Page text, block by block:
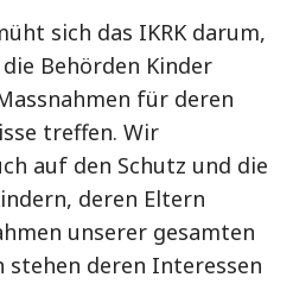
sich das IKRK darum,
Behörden Kinder
für deren
treffen. Wir
auf den Schutz und die
deren Eltern
unserer gesamten
deren Interessen